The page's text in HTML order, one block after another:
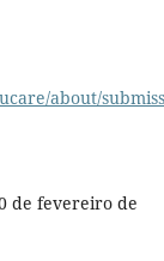
about/
de fevereiro de